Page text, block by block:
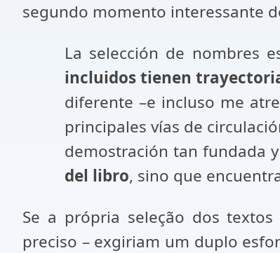
segundo momento interessante
La selección de nombres
incluidos tienen
diferente –e incluso me
principales vías de
demostración tan fundada
del libro, sino que
Se a própria seleção dos
preciso – exgiriam um duplo